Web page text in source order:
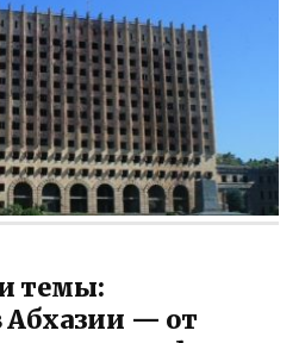
темы:
Абхазии — от